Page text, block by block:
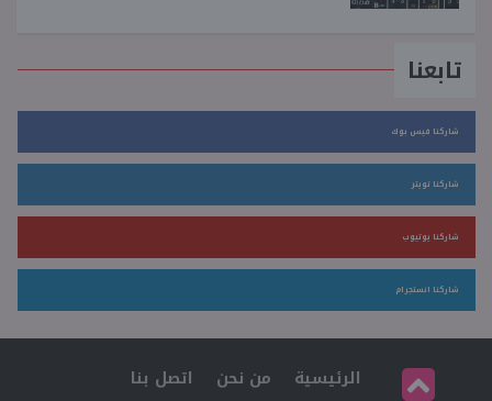
تابعنا
شاركنا فيس بوك
شاركنا تويتر
شاركنا يوتيوب
شاركنا انستجرام
الرئيسية من نحن اتصل بنا